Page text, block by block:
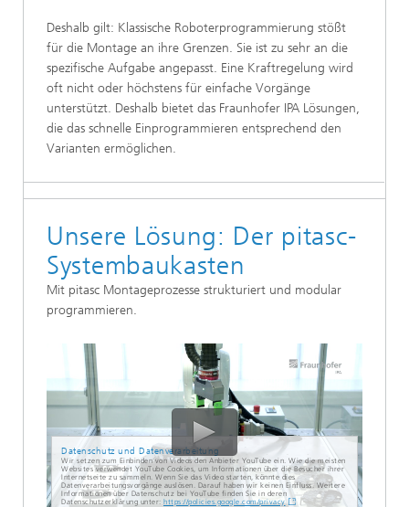
Deshalb gilt: Klassische Roboterprogrammierung stößt
für die Montage an ihre Grenzen. Sie ist zu sehr an die
spezifische Aufgabe angepasst. Eine Kraftregelung wird
oft nicht oder höchstens für einfache Vorgänge
unterstützt. Deshalb bietet das Fraunhofer IPA Lösungen,
die das schnelle Einprogrammieren entsprechend den
Varianten ermöglichen.
Unsere Lösung: Der pitasc-
Systembaukasten
Mit pitasc Montageprozesse strukturiert und modular
programmieren.
Datenschutz und Datenverarbeitung
Wir setzen zum Einbinden von Videos den Anbieter YouTube ein. Wie die meisten
Websites verwendet YouTube Cookies, um Informationen über die Besucher ihrer
Internetseite zu sammeln. Wenn Sie das Video starten, könnte dies
Datenverarbeitungsvorgänge auslösen. Darauf haben wir keinen Einfluss. Weitere
Informationen über Datenschutz bei YouTube finden Sie in deren
Datenschutzerklärung unter: https://policies.google.com/privacy